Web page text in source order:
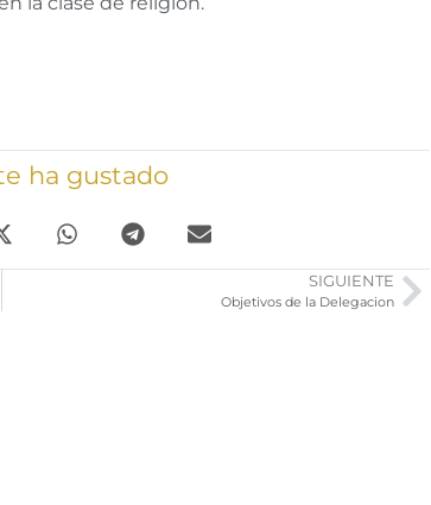
ha gustado
SIGUIENTE
Objetivos de la Delegacion